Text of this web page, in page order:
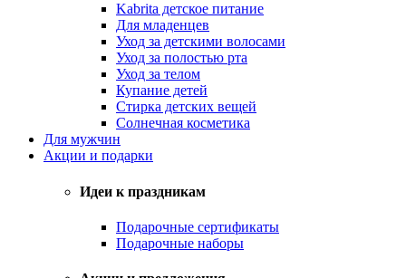
Kabrita детское питание
Для младенцев
Уход за детскими волосами
Уход за полостью рта
Уход за телом
Купание детей
Стирка детских вещей
Солнечная косметика
Для мужчин
Акции и подарки
Идеи к праздникам
Подарочные сертификаты
Подарочные наборы